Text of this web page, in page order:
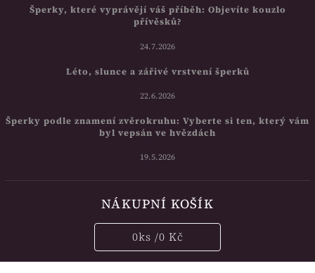
Šperky, které vyprávějí váš příběh: Objevíte kouzlo
přívěsků?
24.7.2026
Léto, slunce a zářivé vrstvení šperků
22.6.2026
Šperky podle znamení zvěrokruhu: Vyberte si ten, který vám
byl vepsán ve hvězdách
19.5.2026
NÁKUPNÍ KOŠÍK
0ks /0 Kč